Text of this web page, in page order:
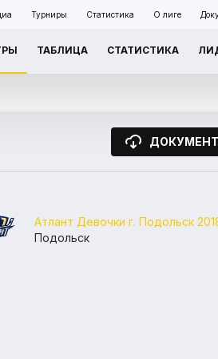
Турниры Статистика О лиге
ТАБЛИЦА СТАТИСТИКА
Атлант Девочки г. Подольск
Подольск